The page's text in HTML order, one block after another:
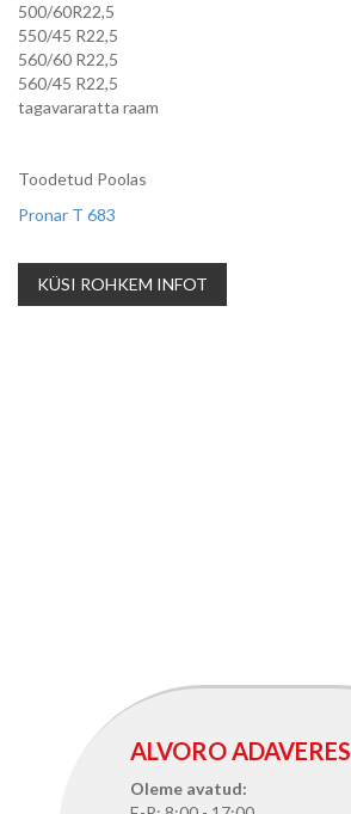
500/60R22,5
550/45 R22,5
560/60 R22,5
560/45 R22,5
tagavararatta raam
Toodetud Poolas
Pronar T 683
KÜSI ROHKEM INFOT
ALVORO ADAVERES
Oleme avatud: